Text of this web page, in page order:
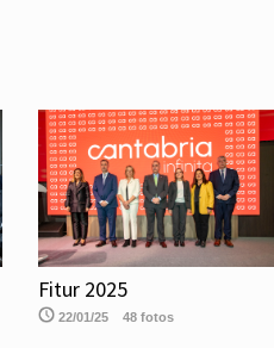
Fitur 2025
22/01/25 48 fotos